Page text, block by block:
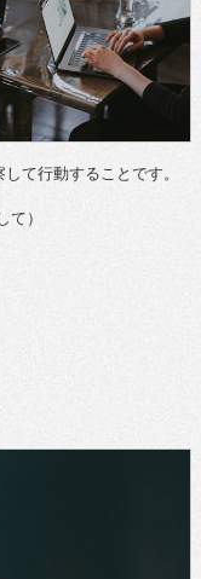
て行動することです。
て）